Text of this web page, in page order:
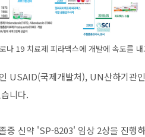
나 19 치료제 피라맥스에 개발에 속도를
USAID(국제개발처), UN산하기관
니다.
중 신약 'SP-8203' 임상 2상을 진행